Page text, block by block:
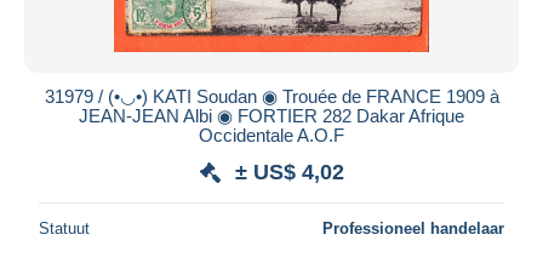
31979 / (•◡•) KATI Soudan ◉ Trouée de FRANCE 1909 à
JEAN-JEAN Albi ◉ FORTIER 282 Dakar Afrique
Occidentale A.O.F
± US$ 4,02
Statuut Professioneel handelaar